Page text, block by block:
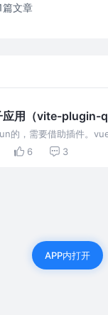
篇文章
用（vite-plugin-
的，需要借助插件。
是简单试了一下，粗略
6 3
APP内打开